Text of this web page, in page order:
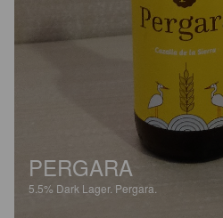
PERGARA
5.5% Dark Lager. Pergara.